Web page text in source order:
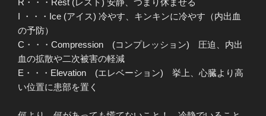
R・・・Rest (レスト) 安静、つまり休ませる
I ・・・Ice (アイス) 冷やす、キンキンに冷やす（内出血
の予防）
C・・・Compression (コンプレッション) 圧迫、内出
血の拡散や二次被害の軽減
E・・・Elevation (エレベーション) 挙上、心臓より高
い位置に患部を置く